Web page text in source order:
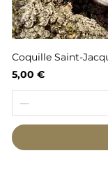
Coquille Saint-
Prix
5,00 €